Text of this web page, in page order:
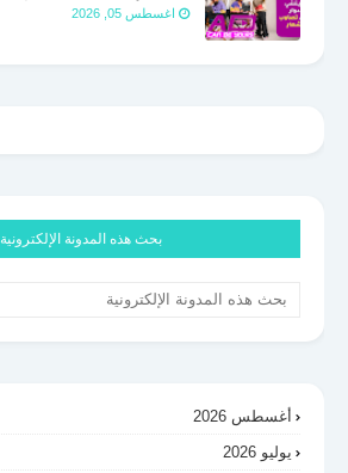
اغسطس 05, 2026
بحث هذه المدونة الإلكترونية
أغسطس 2026
يوليو 2026